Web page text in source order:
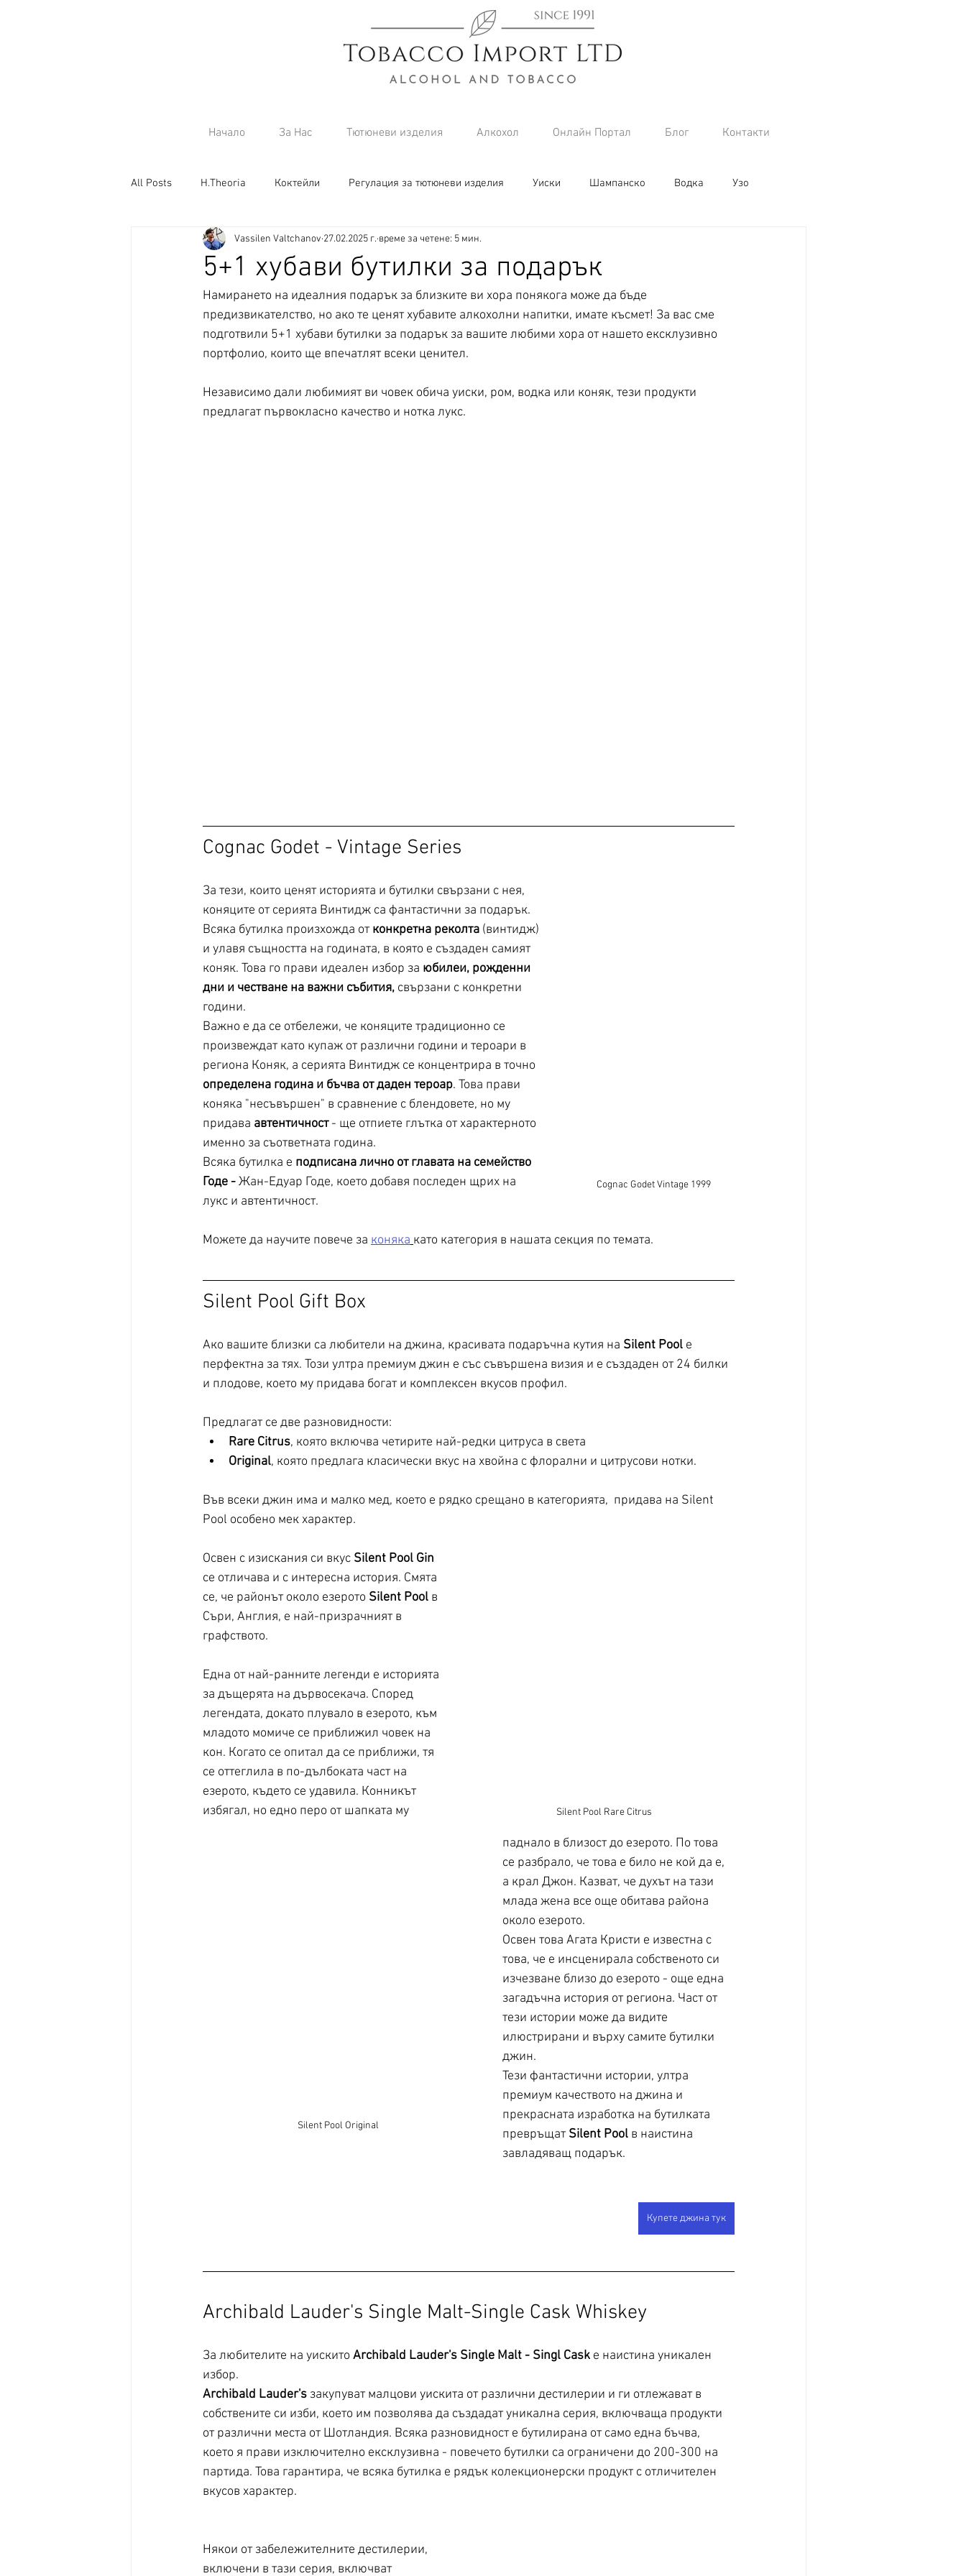
Начало За Нас Тютюневи изделия Алкохол Онлайн Портал Блог Контакти
All Posts H.Theoria Коктейли Регулация за тютюневи изделия Уиски Шампанско Водка Узо
5+1 хубави бутилки за подарък
Vassilen Valtchanov 27.02.2025 г. време за четене: 5 мин.
Намирането на идеалния подарък за близките ви хора понякога може да бъде
предизвикателство, но ако те ценят хубавите алкохолни напитки, имате късмет! За вас сме
подготвили 5+1 хубави бутилки за подарък за вашите любими хора от нашето ексклузивно
портфолио, които ще впечатлят всеки ценител.
Независимо дали любимият ви човек обича уиски, ром, водка или коняк, тези продукти
предлагат първокласно качество и нотка лукс.
Cognac Godet - Vintage Series
Cognac Godet Vintage 1999
За тези, които ценят историята и бутилки свързани с нея,
коняците от серията Винтидж са фантастични за подарък.
Всяка бутилка произхожда от конкретна реколта (винтидж)
и улавя същността на годината, в която е създаден самият
коняк. Това го прави идеален избор за юбилеи, рожденни
дни и честване на важни събития, свързани с конкретни
години.
Важно е да се отбележи, че коняците традиционно се
произвеждат като купаж от различни години и тероари в
региона Коняк, а серията Винтидж се концентрира в точно
определена година и бъчва от даден тероар. Това прави
коняка "несъвършен" в сравнение с блендовете, но му
придава автентичност - ще отпиете глътка от характерното
именно за съответната година.
Всяка бутилка е подписана лично от главата на семейство
Годе - Жан-Едуар Годе, което добавя последен щрих на
лукс и автентичност.
Можете да научите повече за коняка като категория в нашата секция по темата.
Silent Pool Gift Box
Ако вашите близки са любители на джина, красивата подаръчна кутия на Silent Pool е
перфектна за тях. Този ултра премиум джин е със съвършена визия и е създаден от 24 билки
и плодове, което му придава богат и комплексен вкусов профил.
Предлагат се две разновидности:
Rare Citrus, която включва четирите най-редки цитруса в света
Original, която предлага класически вкус на хвойна с флорални и цитрусови нотки.
Във всеки джин има и малко мед, което е рядко срещано в категорията,  придава на Silent
Pool особено мек характер.
Silent Pool Rare Citrus
Silent Pool Original
Освен с изискания си вкус Silent Pool Gin
се отличава и с интересна история. Смята
се, че районът около езерото Silent Pool в
Съри, Англия, е най-призрачният в
графството.
Една от най-ранните легенди е историята
за дъщерята на дървосекача. Според
легендата, докато плувало в езерото, към
младото момиче се приближил човек на
кон. Когато се опитал да се приближи, тя
се оттеглила в по-дълбоката част на
езерото, където се удавила. Конникът
избягал, но едно перо от шапката му
паднало в близост до езерото. По това
се разбрало, че това е било не кой да е,
а крал Джон. Казват, че духът на тази
млада жена все още обитава района
около езерото.
Освен това Агата Кристи е известна с
това, че е инсценирала собственото си
изчезване близо до езерото - още една
загадъчна история от региона. Част от
тези истории може да видите
илюстрирани и върху самите бутилки
джин.
Тези фантастични истории, ултра
премиум качеството на джина и
прекрасната изработка на бутилката
превръщат Silent Pool в наистина
завладяващ подарък.
Купете джина тук
Archibald Lauder's Single Malt-Single Cask Whiskey
За любителите на уискито Archibald Lauder's Single Malt - Singl Cask е наистина уникален
избор.
Archibald Lauder's закупуват малцови уискита от различни дестилерии и ги отлежават в
собствените си изби, което им позволява да създадат уникална серия, включваща продукти
от различни места от Шотландия. Всяка разновидност е бутилирана от само една бъчва,
което я прави изключително ексклузивна - повечето бутилки са ограничени до 200-300 на
партида. Това гарантира, че всяка бутилка е рядък колекционерски продукт с отличителен
вкусов характер.
Някои от забележителните дестилерии,
включени в тази серия, включват